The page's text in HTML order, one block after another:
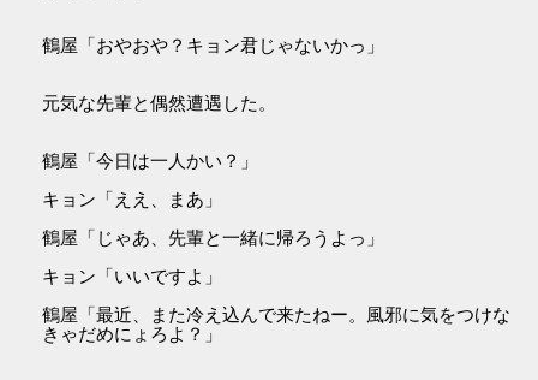
鶴屋「おやおや？キョン君じゃないかっ」
元気な先輩と偶然遭遇した。
鶴屋「今日は一人かい？」
キョン「ええ、まあ」
鶴屋「じゃあ、先輩と一緒に帰ろうよっ」
キョン「いいですよ」
鶴屋「最近、また冷え込んで来たねー。風邪に気をつけな
きゃだめにょろよ？」